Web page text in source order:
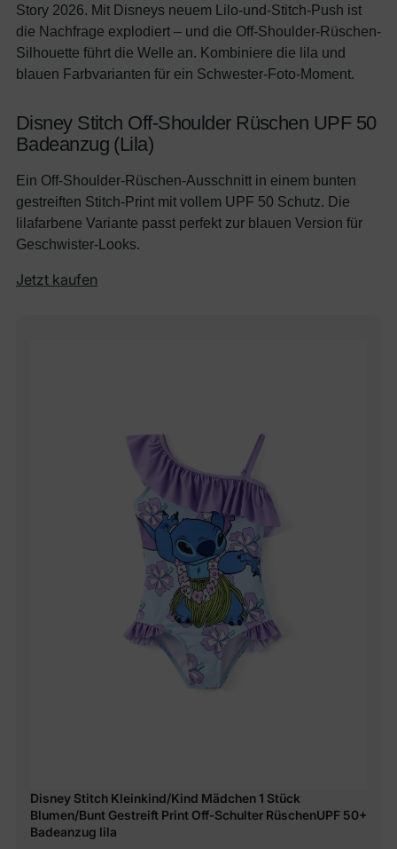
Story 2026. Mit Disneys neuem Lilo-und-Stitch-Push ist
die Nachfrage explodiert – und die Off-Shoulder-Rüschen-
Silhouette führt die Welle an. Kombiniere die lila und
blauen Farbvarianten für ein Schwester-Foto-Moment.
Disney Stitch Off-Shoulder Rüschen UPF 50
Badeanzug (Lila)
Ein Off-Shoulder-Rüschen-Ausschnitt in einem bunten
gestreiften Stitch-Print mit vollem UPF 50 Schutz. Die
lilafarbene Variante passt perfekt zur blauen Version für
Geschwister-Looks.
Jetzt kaufen
Disney Stitch Kleinkind/Kind Mädchen 1 Stück
Blumen/Bunt Gestreift Print Off-Schulter RüschenUPF 50+
Badeanzug lila